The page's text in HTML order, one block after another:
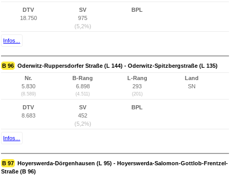
DTV
18.750
SV
975
(5,2%)
BPL
Infos...
B 96 Oderwitz-Ruppersdorfer Straße (L 144) - Oderwitz-Spitzbergstraße (L 135)
Nr.
5.830
(8.589)
B-Rang
6.898
(4.511)
L-Rang
293
(201)
Land
SN
DTV
8.683
SV
452
(5,2%)
BPL
Infos...
B 97 Hoyerswerda-Dörgenhausen (L 95) - Hoyerswerda-Salomon-Gottlob-Frentzel-
Straße (B 96)